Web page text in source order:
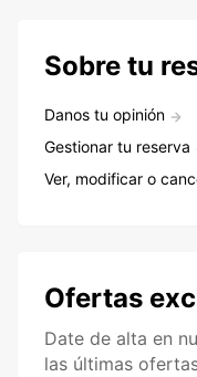
Sobre tu
Danos tu opinión
Gestionar tu reserva
Ver, modificar o
Ofertas
Date de alta en
las últimas